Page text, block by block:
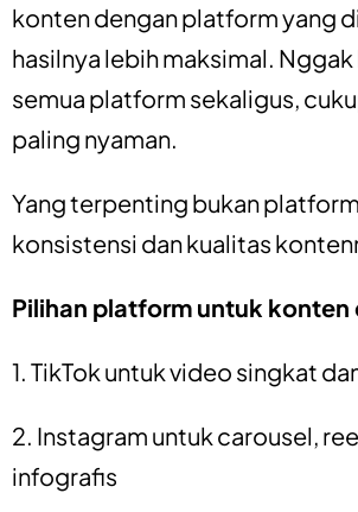
konten dengan platform yang
hasilnya lebih maksimal. Nggak
semua platform sekaligus,
paling nyaman.
Yang terpenting bukan
konsistensi dan kualitas
Pilihan platform untuk
1. TikTok untuk video singkat
2. Instagram untuk carousel,
infografis